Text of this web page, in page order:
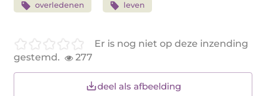
overledenen leven
Er is nog niet op deze inzending
gestemd.
277
deel als afbeelding